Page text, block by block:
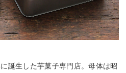
誕生した芋菓子専門店。母体は昭